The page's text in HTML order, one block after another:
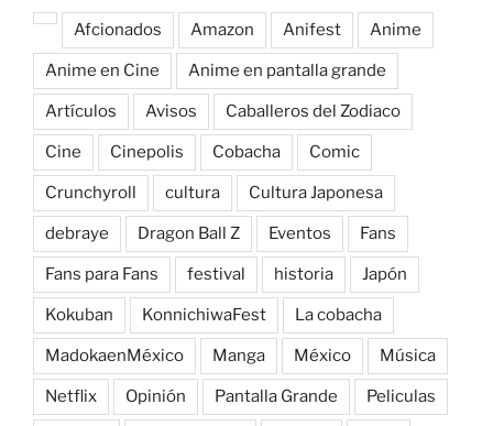
Afcionados Amazon Anifest Anime
Anime en Cine Anime en pantalla grande
Artículos Avisos Caballeros del Zodiaco
Cine Cinepolis Cobacha Comic
Crunchyroll cultura Cultura Japonesa
debraye Dragon Ball Z Eventos Fans
Fans para Fans festival historia Japón
Kokuban KonnichiwaFest La cobacha
MadokaenMéxico Manga México Música
Netflix Opinión Pantalla Grande Peliculas